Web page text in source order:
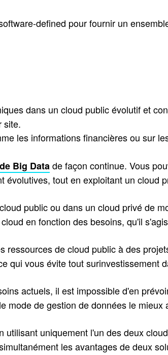
defined pour fournir un
dans un cloud public évolutif et
site.
les informations financières ou sur
Big Datade façon continue. Vous
tout en exploitant un cloud
public ou dans un cloud privé de
en fonction des besoins, qu'il
ressources de cloud public à des
qui vous évite tout surinvestissement
actuels, il est impossible d'en
mode de gestion de données le mieux
uniquement l'un des deux
les avantages de deux